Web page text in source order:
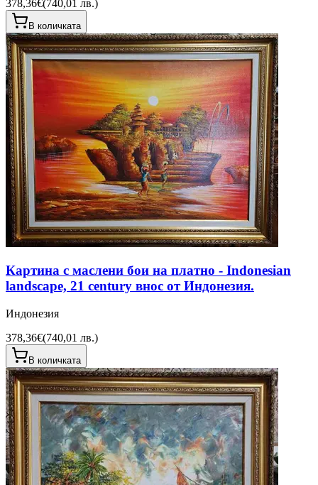
378,36€(740,01 лв.)
В количката
Картина с маслени бои на платно - Indonesian
landscape, 21 century внос от Индонезия.
Индонезия
378,36€(740,01 лв.)
В количката